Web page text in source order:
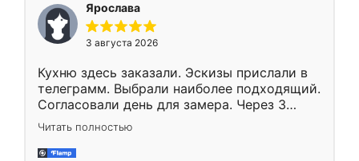
Ярослава
3 августа 2026
Кухню здесь заказали. Эскизы прислали в
телеграмм. Выбрали наиболее подходящий.
Согласовали день для замера. Через 3
недели кухня была уже готова. Остались
довольны работой. Спасибо Ренессанс
мебель за качественную работу!
Читать полностью